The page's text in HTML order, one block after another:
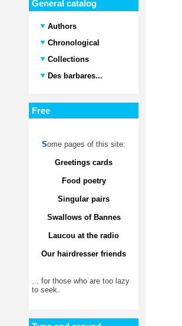
General catalog
Authors
Chronological
Collections
Des barbares...
Free
Some pages of this site:
Greetings cards
Food poetry
Singular pairs
Swallows of Bannes
Laucou at the radio
Our hairdresser friends
... for those who are too lazy
to seek.